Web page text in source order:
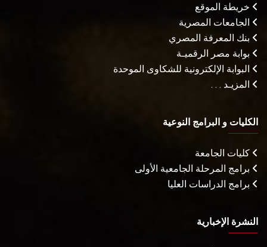
خريطة الموقع
الجامعات المصرية
بنك المعرفة المصري
بوابة مصر الرقميـة
البوابة الإلكترونية للشكاوى الموحدة
المزيـد . . .
الكليات و البرامج النوعية
كليات الجامعة
برامج المرحلة الجامعية الأولى
برامج الدراسات العليا
النشرة الإخبارية